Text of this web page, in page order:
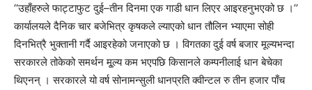
‘‘उहाँहरुले फाट्टाफुट दुई–तीन दिनमा एक गाडी धान लिएर आइरहनुभएको छ ।’’
कार्यालयले दैनिक चार बजेभित्र कृषकले ल्याएको धान तौलिन भ्याएमा सोही
दिनभित्रै भुक्तानी गर्दै आइरहेको जनाएको छ । विगतका दुई वर्ष बजार मूल्यभन्दा
सरकारले तोकेको समर्थन मू्ल्य कम भएपछि किसानले कम्पनीलाई धान बेचेका
थिएनन् । सरकारले यो वर्ष सोनामन्सुली धानप्रति क्वीन्टल रु तीन हजार पाँच